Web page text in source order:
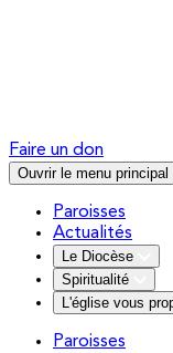
Faire un don
Ouvrir le menu principal
Paroisses
Actualités
Le Diocèse
Spiritualité
L'église vous
Paroisses